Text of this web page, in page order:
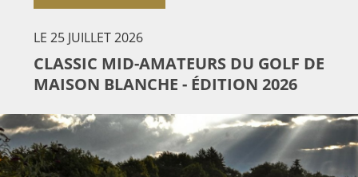
LE 25 JUILLET 2026
CLASSIC MID-AMATEURS DU GOLF DE
MAISON BLANCHE - ÉDITION 2026